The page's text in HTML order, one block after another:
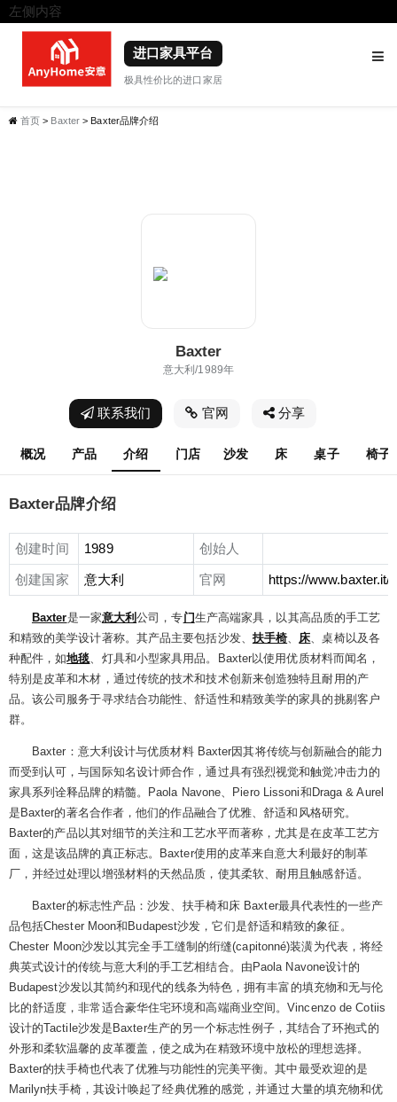
左侧内容
右侧内容
进口家具平台
极具性价比的进口家居
首页 > Baxter > Baxter品牌介绍
Baxter
意大利/1989年
联系我们 官网 分享
概况 产品 介绍 门店 沙发 床 桌子 椅子
Baxter品牌介绍
创建时间 1989 创始人
创建国家 意大利 官网 https://www.baxter.it/it
Baxter是一家意大利公司，专门生产高端家具，以其高品质的手工艺
和精致的美学设计著称。其产品主要包括沙发、 扶手椅、 床、桌椅以及各
种配件，如地毯、灯具和小型家具用品。Baxter以使用优质材料而闻名，
特别是皮革和木材，通过传统的技术和技术创新来创造独特且耐用的产
品。该公司服务于寻求结合功能性、舒适性和精致美学的家具的挑剔客户
群。
Baxter：意大利设计与优质材料 Baxter因其将传统与创新融合的能力
而受到认可，与国际知名设计师合作，通过具有强烈视觉和触觉冲击力的
家具系列诠释品牌的精髓。Paola Navone、Piero Lissoni和Draga & Aurel
是Baxter的著名合作者，他们的作品融合了优雅、舒适和风格研究。
Baxter的产品以其对细节的关注和工艺水平而著称，尤其是在皮革工艺方
面，这是该品牌的真正标志。Baxter使用的皮革来自意大利最好的制革
厂，并经过处理以增强材料的天然品质，使其柔软、耐用且触感舒适。
Baxter的标志性产品：沙发、扶手椅和床 Baxter最具代表性的一些产
品包括Chester Moon和Budapest沙发，它们是舒适和精致的象征。
Chester Moon沙发以其完全手工缝制的绗缝(capitonné)装潢为代表，将经
典英式设计的传统与意大利的手工艺相结合。由Paola Navone设计的
Budapest沙发以其简约和现代的线条为特色，拥有丰富的填充物和无与伦
比的舒适度，非常适合豪华住宅环境和高端商业空间。Vincenzo de Cotiis
设计的Tactile沙发是Baxter生产的另一个标志性例子，其结合了环抱式的
外形和柔软温馨的皮革覆盖，使之成为在精致环境中放松的理想选择。
Baxter的扶手椅也代表了优雅与功能性的完美平衡。其中最受欢迎的是
Marilyn扶手椅，其设计唤起了经典优雅的感觉，并通过大量的填充物和优